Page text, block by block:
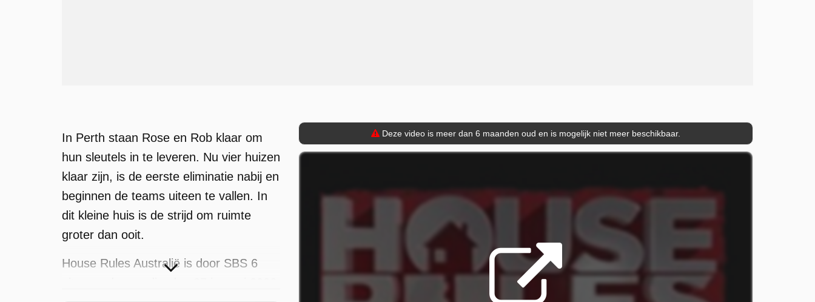
In Perth staan ​​Rose en Rob klaar om
hun sleutels in te leveren. Nu vier huizen
klaar zijn, is de eerste eliminatie nabij en
beginnen de teams uiteen te vallen. In
dit kleine huis is de strijd om ruimte
groter dan ooit.
House Rules Australië is door SBS 6
Deze video is meer dan 6 maanden oud en is mogelijk niet meer beschikbaar.